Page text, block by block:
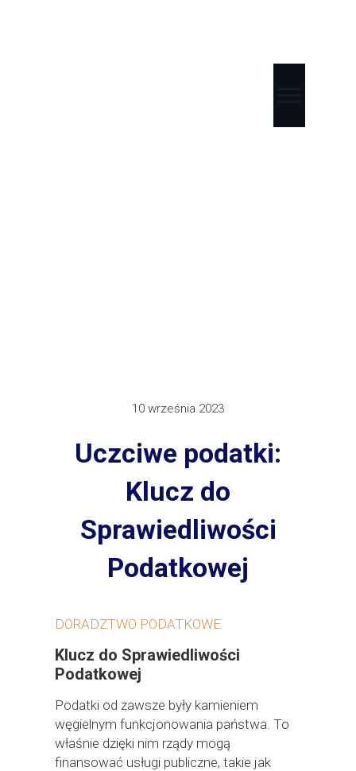
10 września 2023
Uczciwe podatki:
Klucz do
Sprawiedliwości
Podatkowej
DORADZTWO PODATKOWE
Klucz do Sprawiedliwości
Podatkowej
Podatki od zawsze były kamieniem
węgielnym funkcjonowania państwa. To
właśnie dzięki nim rządy mogą
finansować usługi publiczne, takie jak